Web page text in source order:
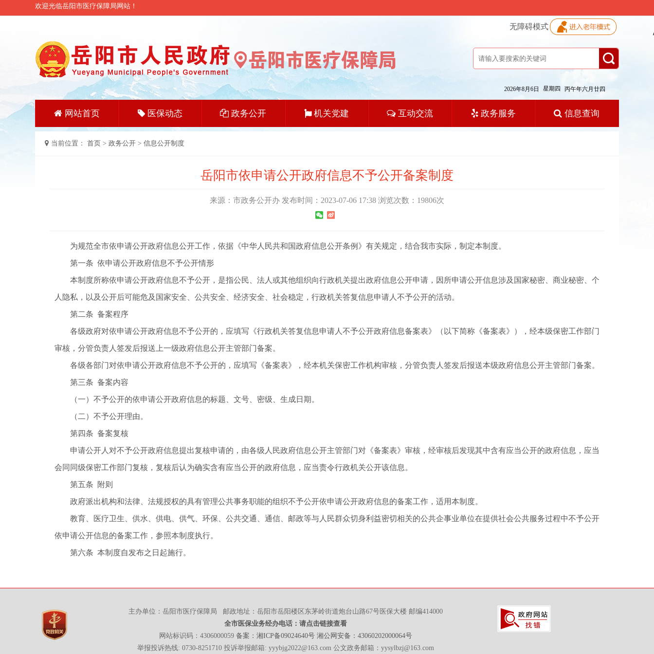
欢迎光临岳阳市医疗保障局网站！
无障碍模式
2026年8月6日 星期四 丙午年六月廿四
网站首页 医保动态 政务公开 机关党建 互动交流 政务服务 信息查询
当前位置： 首页 > 政务公开 > 信息公开制度
岳阳市依申请公开政府信息不予公开备案制度
来源：市政务公开办 发布时间：2023-07-06 17:38 浏览次数： 19806次
为规范全市依申请公开政府信息公开工作，依据《中华人民共和国政府信息公开条例》有关规定，结合我市实际，制定本制度。
第一条 依申请公开政府信息不予公开情形
本制度所称依申请公开政府信息不予公开，是指公民、法人或其他组织向行政机关提出政府信息公开申请，因所申请公开信息涉及国家秘密、商业秘密、个
人隐私，以及公开后可能危及国家安全、公共安全、经济安全、社会稳定，行政机关答复信息申请人不予公开的活动。
第二条 备案程序
各级政府对依申请公开政府信息不予公开的，应填写《行政机关答复信息申请人不予公开政府信息备案表》（以下简称《备案表》），经本级保密工作部门
审核，分管负责人签发后报送上一级政府信息公开主管部门备案。
各级各部门对依申请公开政府信息不予公开的，应填写《备案表》，经本机关保密工作机构审核，分管负责人签发后报送本级政府信息公开主管部门备案。
第三条 备案内容
（一）不予公开的依申请公开政府信息的标题、文号、密级、生成日期。
（二）不予公开理由。
第四条 备案复核
申请公开人对不予公开政府信息提出复核申请的，由各级人民政府信息公开主管部门对《备案表》审核，经审核后发现其中含有应当公开的政府信息，应当
会同同级保密工作部门复核，复核后认为确实含有应当公开的政府信息，应当责令行政机关公开该信息。
第五条 附则
政府派出机构和法律、法规授权的具有管理公共事务职能的组织不予公开依申请公开政府信息的备案工作，适用本制度。
教育、医疗卫生、供水、供电、供气、环保、公共交通、通信、邮政等与人民群众切身利益密切相关的公共企事业单位在提供社会公共服务过程中不予公开
依申请公开信息的备案工作，参照本制度执行。
第六条 本制度自发布之日起施行。
主办单位：岳阳市医疗保障局 邮政地址：岳阳市岳阳楼区东茅岭街道炮台山路67号医保大楼 邮编414000
全市医保业务经办电话：请点击链接查看
网站标识码：4306000059 备案：湘ICP备09024640号 湘公网安备：43060202000064号
举报投诉热线: 0730-8251710 投诉举报邮箱: yyybjg2022@163.com 公文政务邮箱：yysylbzj@163.com